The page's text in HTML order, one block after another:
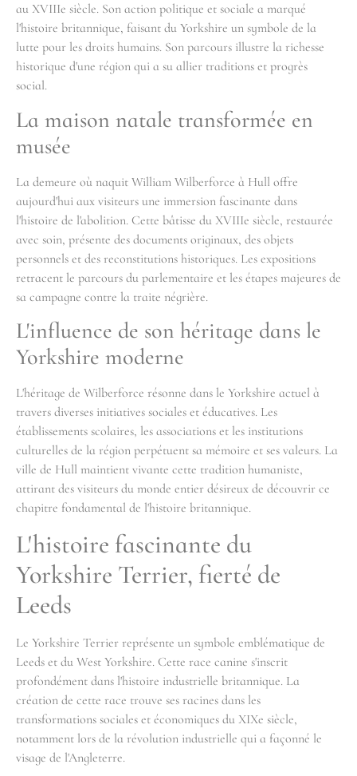
au XVIIIe siècle. Son action politique et sociale a marqué
l'histoire britannique, faisant du Yorkshire un symbole de la
lutte pour les droits humains. Son parcours illustre la richesse
historique d'une région qui a su allier traditions et progrès
social.
La maison natale transformée en
musée
La demeure où naquit William Wilberforce à Hull offre
aujourd'hui aux visiteurs une immersion fascinante dans
l'histoire de l'abolition. Cette bâtisse du XVIIIe siècle, restaurée
avec soin, présente des documents originaux, des objets
personnels et des reconstitutions historiques. Les expositions
retracent le parcours du parlementaire et les étapes majeures de
sa campagne contre la traite négrière.
L'influence de son héritage dans le
Yorkshire moderne
L'héritage de Wilberforce résonne dans le Yorkshire actuel à
travers diverses initiatives sociales et éducatives. Les
établissements scolaires, les associations et les institutions
culturelles de la région perpétuent sa mémoire et ses valeurs. La
ville de Hull maintient vivante cette tradition humaniste,
attirant des visiteurs du monde entier désireux de découvrir ce
chapitre fondamental de l'histoire britannique.
L'histoire fascinante du
Yorkshire Terrier, fierté de
Leeds
Le Yorkshire Terrier représente un symbole emblématique de
Leeds et du West Yorkshire. Cette race canine s'inscrit
profondément dans l'histoire industrielle britannique. La
création de cette race trouve ses racines dans les
transformations sociales et économiques du XIXe siècle,
notamment lors de la révolution industrielle qui a façonné le
visage de l'Angleterre.